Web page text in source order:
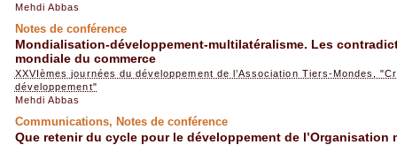
Mehdi Abbas
Notes de conférence
Mondialisation-développement-multilatéralisme. Les
mondiale du commerce
XXVIèmes journées du développement de l’Association Tiers-Mondes,
développement"
Mehdi Abbas
Communications, Notes de conférence
Que retenir du cycle pour le développement de l’Organisation